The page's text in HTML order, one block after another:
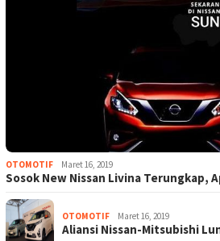
OTOMOTIF Maret 16, 2019
Sosok New Nissan Livina Terungkap,
OTOMOTIF Maret 16, 2019
Aliansi Nissan-Mitsubishi